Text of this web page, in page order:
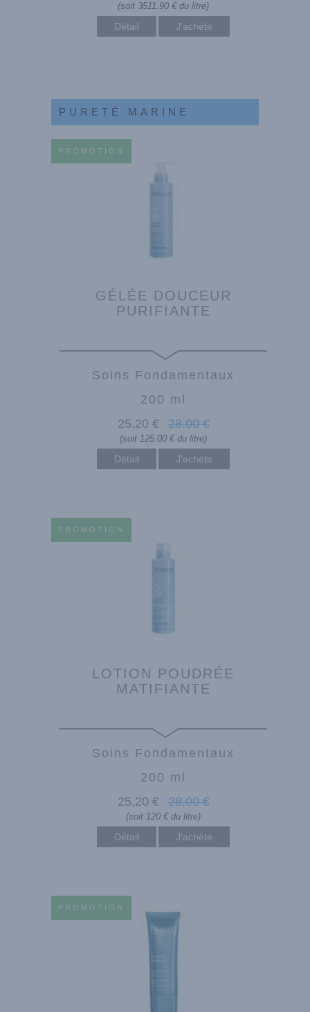
(soit 3511.90 € du litre)
Détail
PURETÉ MARINE
PROMOTION
GÉLÉE DOUCEUR
PURIFIANTE
Soins Fondamentaux
200 ml
25,20 € 28,00 €
(soit 125.00 € du litre)
Détail
PROMOTION
LOTION POUDRÉE
MATIFIANTE
Soins Fondamentaux
200 ml
25,20 € 28,00 €
(soit 120 € du litre)
Détail
PROMOTION